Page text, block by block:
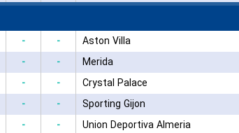
- - Aston Villa
- - Merida
- - Crystal Palace
- - Sporting Gijon
- - Union Deportiva Almeria